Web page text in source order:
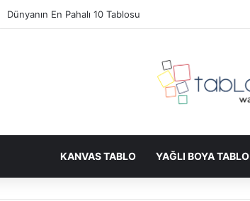
Louvre Müzesinde Görülmesi Gereken Eserler
KANVAS TABLO YAĞLI BOYA TABLO